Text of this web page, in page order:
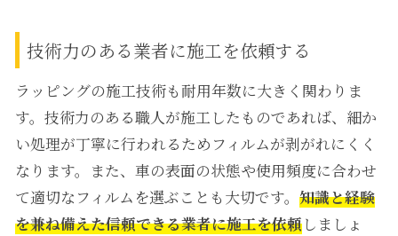
技術力のある業者に施工を依頼する
ラッピングの施工技術も耐用年数に大きく関わりま
す。技術力のある職人が施工したものであれば、細か
い処理が丁寧に行われるためフィルムが剥がれにくく
なります。また、車の表面の状態や使用頻度に合わせ
て適切なフィルムを選ぶことも大切です。 知識と経験
を兼ね備えた信頼できる業者に施工を依頼しましょ